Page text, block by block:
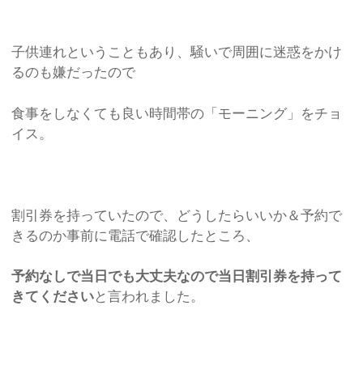
子供連れということもあり、騒いで周囲に迷惑をかけ
るのも嫌だったので
食事をしなくても良い時間帯の「モーニング」をチョ
イス。
割引券を持っていたので、どうしたらいいか＆予約で
きるのか事前に電話で確認したところ、
予約なしで当日でも大丈夫なので当日割引券を持って
きてくださいと言われました。